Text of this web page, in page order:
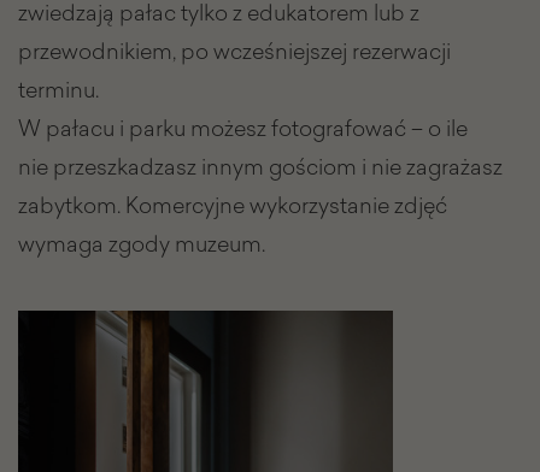
zwiedzają pałac tylko z edukatorem lub z
przewodnikiem, po wcześniejszej rezerwacji
terminu.
W pałacu i parku możesz fotografować – o ile
nie przeszkadzasz innym gościom i nie zagrażasz
zabytkom. Komercyjne wykorzystanie zdjęć
wymaga zgody muzeum.